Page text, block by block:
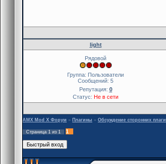
light
Рядовой
Группа: Пользователи
Сообщений: 5
Репутация: 0
Статус: Не в сети
AMX Mod X Форум » Плагины » Обсуждение сторонних
Страница 1 из 1 1